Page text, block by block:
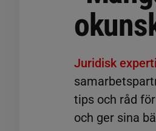
Juridisk
tips och råd
och ger sina